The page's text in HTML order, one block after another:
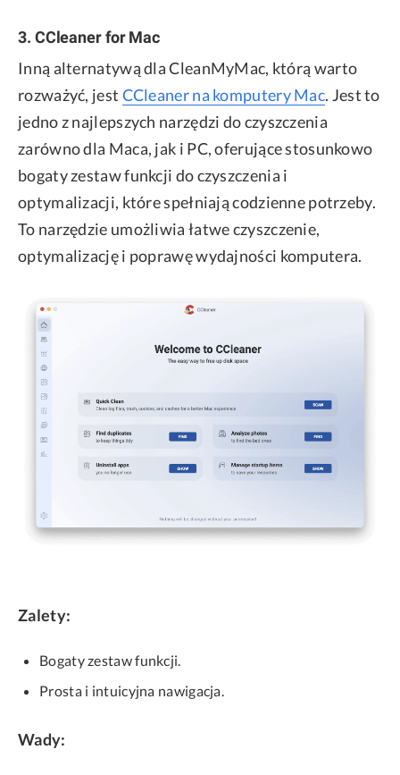
3. CCleaner for Mac
Inną alternatywą dla CleanMyMac, którą warto
rozważyć, jest CCleaner na komputery Mac. Jest to
jedno z najlepszych narzędzi do czyszczenia
zarówno dla Maca, jak i PC, oferujące stosunkowo
bogaty zestaw funkcji do czyszczenia i
optymalizacji, które spełniają codzienne potrzeby.
To narzędzie umożliwia łatwe czyszczenie,
optymalizację i poprawę wydajności komputera.
Zalety:
Bogaty zestaw funkcji.
Prosta i intuicyjna nawigacja.
Wady: